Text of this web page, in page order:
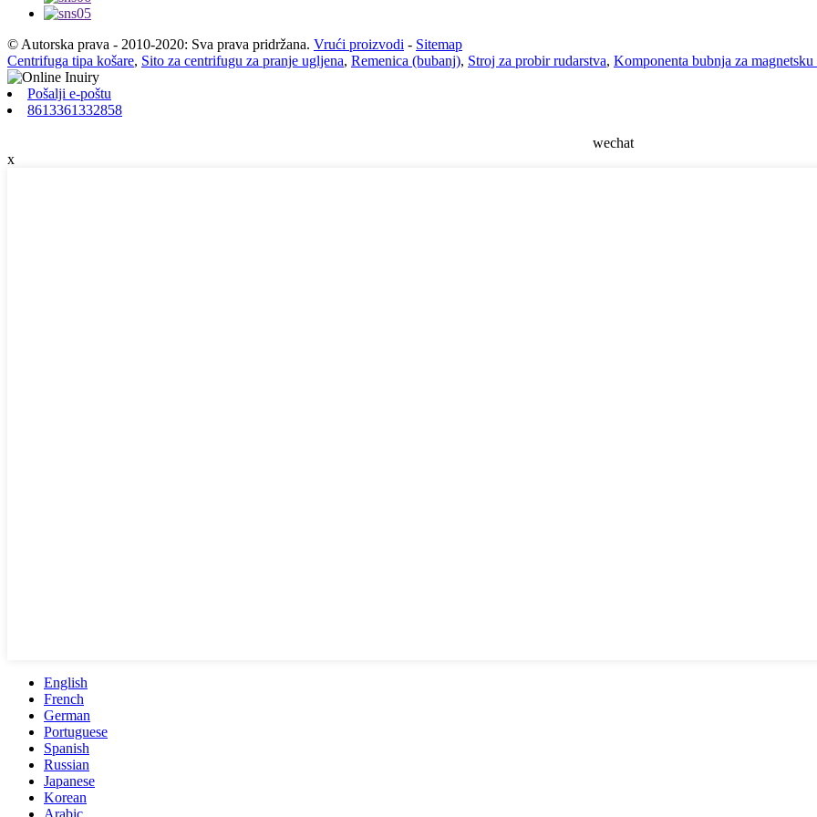
© Autorska prava - 2010-2020: Sva prava pridržana. Vrući proizvodi - Sitemap
Centrifuga tipa košare, Sito za centrifugu za pranje ugljena, Remenica (bubanj), Stroj za probir rudarstva, Komponenta bubnja za magnetsku
Pošalji e-poštu
8613361332858
wechat
x
English
French
German
Portuguese
Spanish
Russian
Japanese
Korean